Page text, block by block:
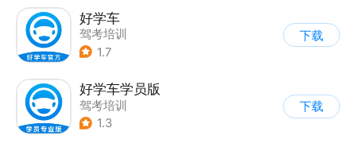
好学车
驾考培训
1.7
下载
好学车学员版
驾考培训
1.3
下载